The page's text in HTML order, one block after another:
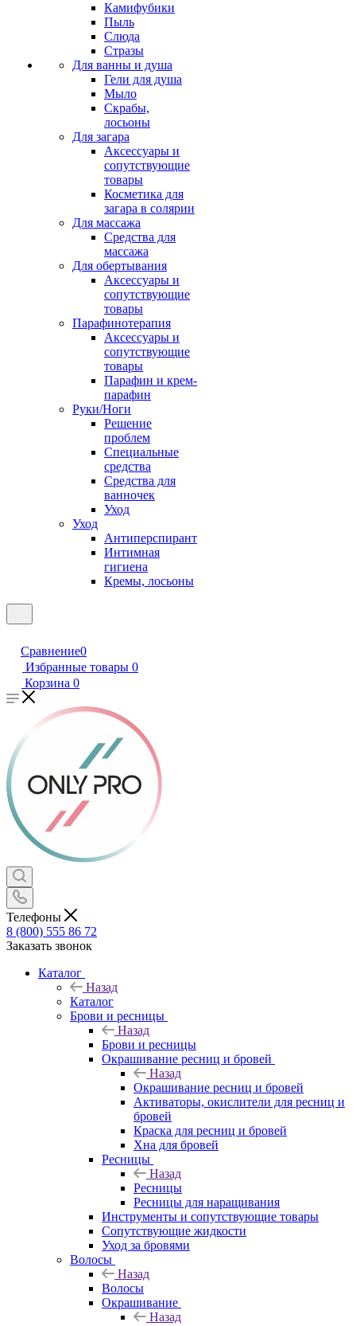
Камифубики
Пыль
Слюда
Стразы
Для ванны и душа
Гели для душа
Мыло
Скрабы,
лосьоны
Для загара
Аксессуары и
сопутствующие
товары
Косметика для
загара в солярии
Для массажа
Средства для
массажа
Для обертывания
Аксессуары и
сопутствующие
товары
Парафинотерапия
Аксессуары и
сопутствующие
товары
Парафин и крем-
парафин
Руки/Ноги
Решение
проблем
Специальные
средства
Средства для
ванночек
Уход
Уход
Антиперспирант
Интимная
гигиена
Кремы, лосьоны
Сравнение0
Избранные товары 0
Корзина 0
Телефоны
8 (800) 555 86 72
Заказать звонок
Каталог
Назад
Каталог
Брови и ресницы
Назад
Брови и ресницы
Окрашивание ресниц и бровей
Назад
Окрашивание ресниц и бровей
Активаторы, окислители для ресниц и
бровей
Краска для ресниц и бровей
Хна для бровей
Ресницы
Назад
Ресницы
Ресницы для наращивания
Инструменты и сопутствующие товары
Сопутствующие жидкости
Уход за бровями
Волосы
Назад
Волосы
Окрашивание
Назад